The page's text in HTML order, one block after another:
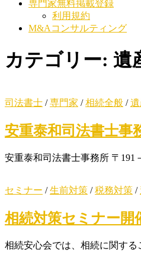
専門家無料掲載登録
利用規約
M&Aコンサルティング
カテゴリー: 遺
司法書士 /専門家 /相続全般 /
安重泰和司法書士事
安重泰和司法書士事務所 〒191
セミナー /生前対策 /税務対策 /
相続対策セミナー開
相続安心会では、相続に関す